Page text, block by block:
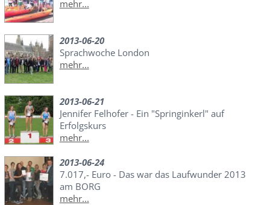
mehr...
2013-06-20
Sprachwoche London
mehr...
2013-06-21
Jennifer Felhofer - Ein "Springinkerl" auf
Erfolgskurs
mehr...
2013-06-24
7.017,- Euro - Das war das Laufwunder 2013
am BORG
mehr...